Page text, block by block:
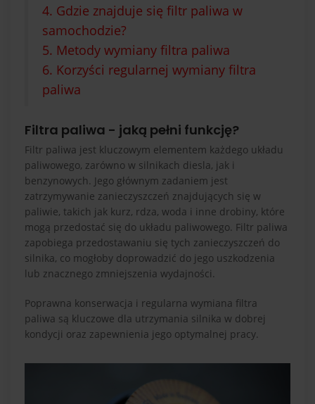
4. Gdzie znajduje się filtr paliwa w
samochodzie?
5. Metody wymiany filtra paliwa
6. Korzyści regularnej wymiany filtra
paliwa
Filtra paliwa - jaką pełni funkcję?
Filtr paliwa jest kluczowym elementem każdego układu
paliwowego, zarówno w silnikach diesla, jak i
benzynowych. Jego głównym zadaniem jest
zatrzymywanie zanieczyszczeń znajdujących się w
paliwie, takich jak kurz, rdza, woda i inne drobiny, które
mogą przedostać się do układu paliwowego. Filtr paliwa
zapobiega przedostawaniu się tych zanieczyszczeń do
silnika, co mogłoby doprowadzić do jego uszkodzenia
lub znacznego zmniejszenia wydajności.
Poprawna konserwacja i regularna wymiana filtra
paliwa są kluczowe dla utrzymania silnika w dobrej
kondycji oraz zapewnienia jego optymalnej pracy.